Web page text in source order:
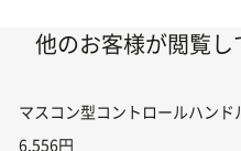
他のお客様が閲覧し
マスコン型コントロールハンド
6,556円